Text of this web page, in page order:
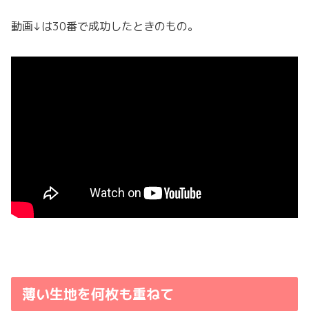
動画↓は30番で成功したときのもの。
薄い生地を何枚も重ねて